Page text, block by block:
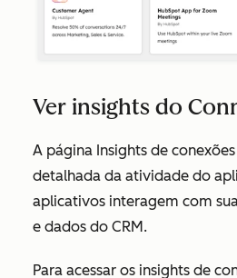
Ver insights do
A página Insights de conexões
detalhada da atividade do
aplicativos interagem com
e dados do CRM.
Para acessar os insights de